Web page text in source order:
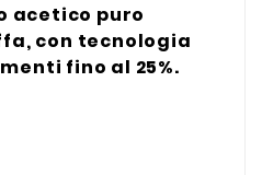
acetico puro
con tecnologia
fino al 25%.